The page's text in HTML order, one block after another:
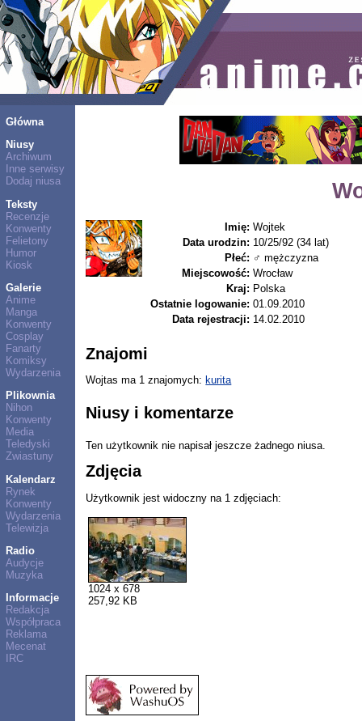
Główna
Niusy
Archiwum
Inne serwisy
Dodaj niusa
Teksty
Recenzje
Konwenty
Felietony
Humor
Kiosk
Galerie
Anime
Manga
Konwenty
Cosplay
Fanarty
Komiksy
Wydarzenia
Plikownia
Nihon
Konwenty
Media
Teledyski
Zwiastuny
Kalendarz
Rynek
Konwenty
Wydarzenia
Telewizja
Radio
Audycje
Muzyka
Informacje
Redakcja
Współpraca
Reklama
Mecenat
IRC
Imię: Wojtek
Data urodzin: 10/25/92 (34 lat)
Płeć: ♂ mężczyzna
Miejscowość: Wrocław
Kraj: Polska
Ostatnie logowanie: 01.09.2010
Data rejestracji: 14.02.2010
Znajomi
Wojtas ma 1 znajomych: kurita
Niusy i komentarze
Ten użytkownik nie napisał jeszcze żadnego niusa.
Zdjęcia
Użytkownik jest widoczny na 1 zdjęciach:
1024 x 678
257,92 KB